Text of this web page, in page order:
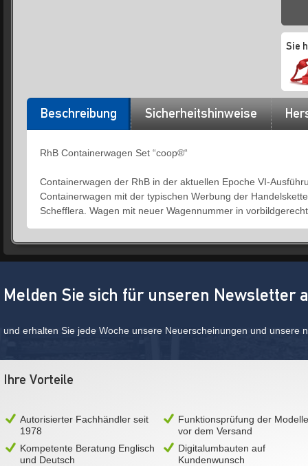
Sie
Beschreibung Sicherheitshinweise
RhB Containerwagen Set “coop®“
Containerwagen der RhB in der aktuellen Epoche VI-
Containerwagen mit der typischen Werbung der
Schefflera. Wagen mit neuer Wagennummer in
Melden Sie sich für unseren Newsletter
und erhalten Sie jede Woche unsere Neuerscheinungen und unsere
Ihre Vorteile
Autorisierter Fachhändler seit
1978
Funktionsprüfung der Modelle
vor dem Versand
Kompetente Beratung Englisch
und Deutsch
Digitalumbauten auf
Kundenwunsch